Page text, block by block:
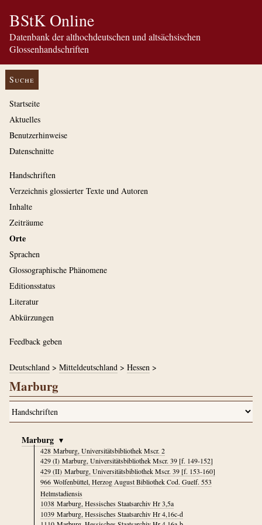
BStK Online
Datenbank der althochdeutschen und altsächsischen
Glossenhandschriften
Suche
Startseite
Aktuelles
Benutzerhinweise
Datenschnitte
Handschriften
Verzeichnis glossierter Texte und Autoren
Inhalte
Zeiträume
Orte
Sprachen
Glossographische Phänomene
Editionsstatus
Literatur
Abkürzungen
Feedback geben
Deutschland > Mitteldeutschland > Hessen >
Marburg
Marburg ▾
428 Marburg, Universitätsbibliothek Mscr. 2
429 (I) Marburg, Universitätsbibliothek Mscr. 39 [f. 149-152]
429 (II) Marburg, Universitätsbibliothek Mscr. 39 [f. 153-160]
966 Wolfenbüttel, Herzog August Bibliothek Cod. Guelf. 553
Helmstadiensis
1038 Marburg, Hessisches Staatsarchiv Hr 3,5a
1039 Marburg, Hessisches Staatsarchiv Hr 4,16c-d